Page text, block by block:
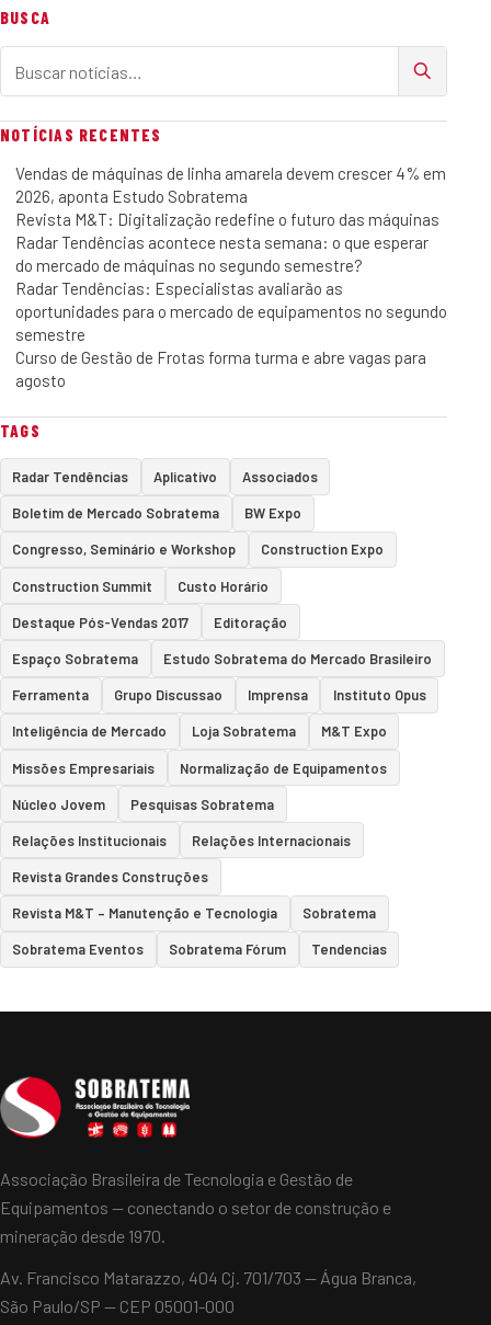
BUSCA
NOTÍCIAS RECENTES
Vendas de máquinas de linha amarela devem crescer 4% em
2026, aponta Estudo Sobratema
Revista M&T: Digitalização redefine o futuro das máquinas
Radar Tendências acontece nesta semana: o que esperar
do mercado de máquinas no segundo semestre?
Radar Tendências: Especialistas avaliarão as
oportunidades para o mercado de equipamentos no segundo
semestre
Curso de Gestão de Frotas forma turma e abre vagas para
agosto
TAGS
Radar Tendências Aplicativo Associados
Boletim de Mercado Sobratema BW Expo
Congresso, Seminário e Workshop Construction Expo
Construction Summit Custo Horário
Destaque Pós-Vendas 2017 Editoração
Espaço Sobratema Estudo Sobratema do Mercado Brasileiro
Ferramenta Grupo Discussao Imprensa Instituto Opus
Inteligência de Mercado Loja Sobratema M&T Expo
Missões Empresariais Normalização de Equipamentos
Núcleo Jovem Pesquisas Sobratema
Relações Institucionais Relações Internacionais
Revista Grandes Construções
Revista M&T – Manutenção e Tecnologia Sobratema
Sobratema Eventos Sobratema Fórum Tendencias
Associação Brasileira de Tecnologia e Gestão de
Equipamentos — conectando o setor de construção e
mineração desde 1970.
Av. Francisco Matarazzo, 404 Cj. 701/703 — Água Branca,
São Paulo/SP — CEP 05001-000